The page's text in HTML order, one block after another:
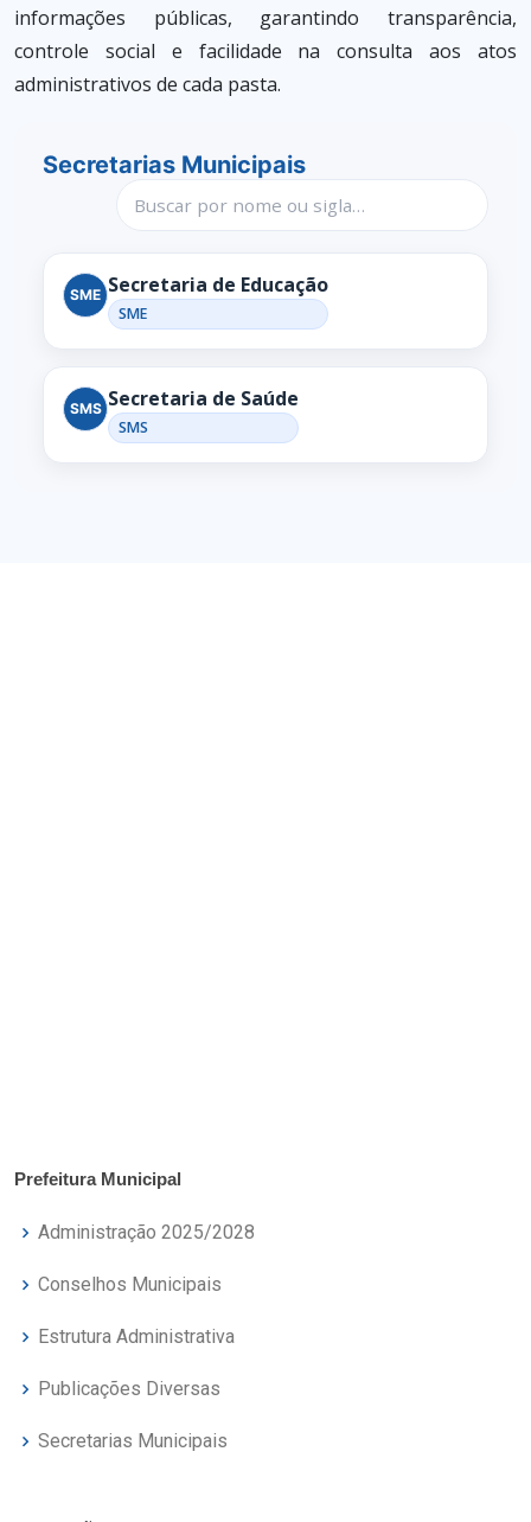
informações públicas, garantindo transparência,
controle social e facilidade na consulta aos atos
administrativos de cada pasta.
Secretarias Municipais
Buscar secretaria
SME Secretaria de Educação
SME
SMS Secretaria de Saúde
SMS
Prefeitura Municipal
Administração 2025/2028
Conselhos Municipais
Estrutura Administrativa
Publicações Diversas
Secretarias Municipais